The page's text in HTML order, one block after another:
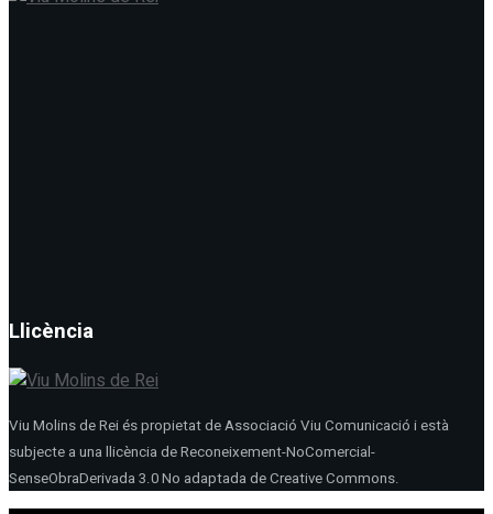
Llicència
Viu Molins de Rei és propietat de Associació Viu Comunicació i està
subjecte a una llicència de Reconeixement-NoComercial-
SenseObraDerivada 3.0 No adaptada de Creative Commons.